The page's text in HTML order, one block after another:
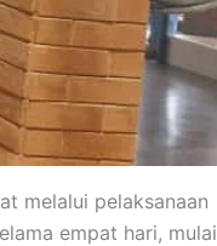
melalui pelaksanaan
empat hari, mulai